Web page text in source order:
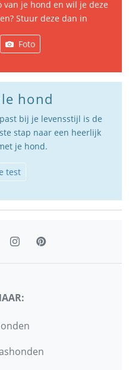
van je hond en wil je deze
Stuur deze dan in
Foto
hond
bij je levensstijl is de
stap naar een heerlijk
je hond.
test